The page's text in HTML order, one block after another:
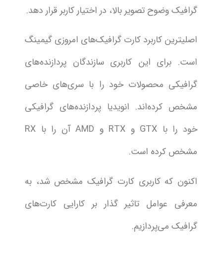
گرافیک وضوح تصویر بالا، در اختیار کاربر قرار دهد.
اصلیترین کاربرد کارت گرافیک‌های امروزی گیمینگ
است. برای این کاربری سازندگان پردازنده‌های
گرافیکی محصولات خود را با سری‌های خاصی
مشخص کرده‌اند. انویدیا پردازنده‌های گرافیکی
خود را با GTX و RTX و AMD آن را با RX
مشخص کرده است.
اکنون که کاربری کارت گرافیک مشخص شد، به
معرفی عوامل تاثیر گذار بر کارایی کارت‌های
گرافیک می‌پردازیم.